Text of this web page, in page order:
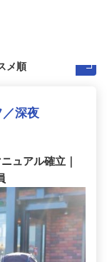
深夜
ュアル確立｜